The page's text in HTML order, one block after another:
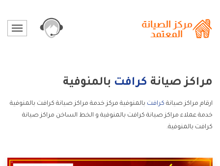
مراكز صيانة كرافت بالمنوفية
ارقام مراكز صيانة كرافت بالمنوفية مركز خدمة مراكز صيانة كرافت بالمنوفية
خدمة عملاء مراكز صيانة كرافت بالمنوفية و الخط الساخن مراكز صيانة
كرافت بالمنوفية.